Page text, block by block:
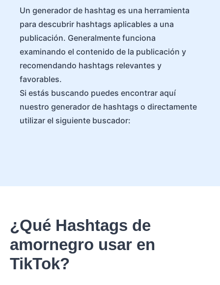
Un generador de hashtag es una herramienta
para descubrir hashtags aplicables a una
publicación. Generalmente funciona
examinando el contenido de la publicación y
recomendando hashtags relevantes y
favorables.
Si estás buscando puedes encontrar aquí
nuestro generador de hashtags o directamente
utilizar el siguiente buscador:
¿Qué Hashtags de
amornegro usar en
TikTok?